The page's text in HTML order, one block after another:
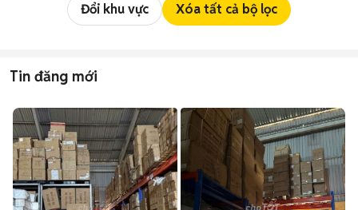
Đổi khu vực Xóa tất cả bộ lọc
Tin đăng mới